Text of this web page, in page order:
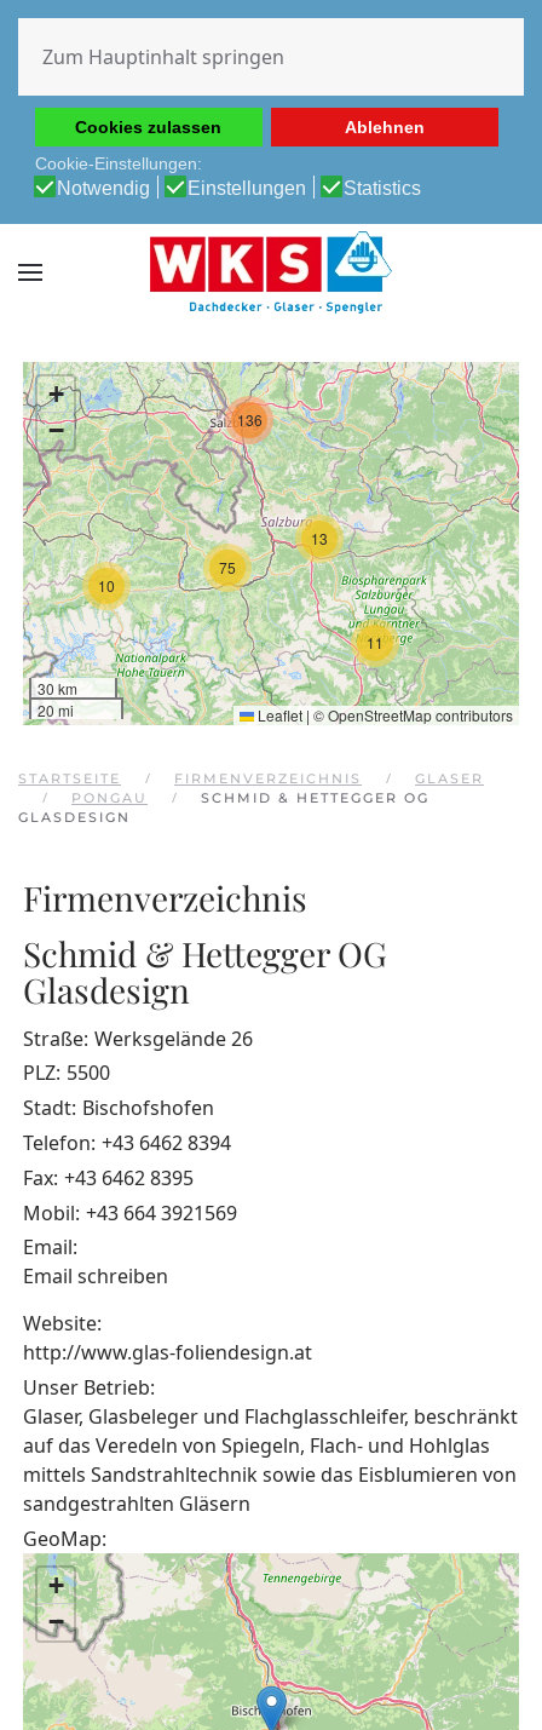
Erfahrung auf unserer Website zu ermöglichen.
Cookie-Richtlinie
Datenschutz-Bestimmungen
Cookies zulassen
Ablehnen
Cookie-Einstellungen:
Notwendig Einstellungen Statistics
Zum Hauptinhalt springen
10
11
13
75
136
+
−
30 km
20 mi
Leaflet | ©OpenStreetMapcontributors
STARTSEITE FIRMENVERZEICHNIS
GLASER
PONGAU
SCHMID & HETTEGGER OG
GLASDESIGN
Firmenverzeichnis
Schmid & Hettegger OG
Glasdesign
Straße: Werksgelände 26
PLZ: 5500
Stadt: Bischofshofen
Telefon: +43 6462 8394
Fax: +43 6462 8395
Mobil: +43 664 3921569
Email:
Email schreiben
Website:
http://www.glas-foliendesign.at
Unser Betrieb:
Glaser, Glasbeleger und Flachglasschleifer, beschränkt
auf das Veredeln von Spiegeln, Flach- und Hohlglas
mittels Sandstrahltechnik sowie das Eisblumieren von
sandgestrahlten Gläsern
GeoMap:
+
−